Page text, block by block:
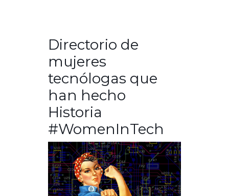
Directorio de
mujeres
tecnólogas que
han hecho
Historia
#WomenInTech